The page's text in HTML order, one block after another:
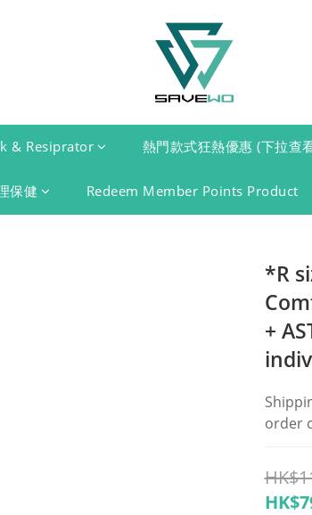
& Resiprator 熱門款式狂熱優惠 (下拉查
保健 Redeem Member Points Product
*R
+
order